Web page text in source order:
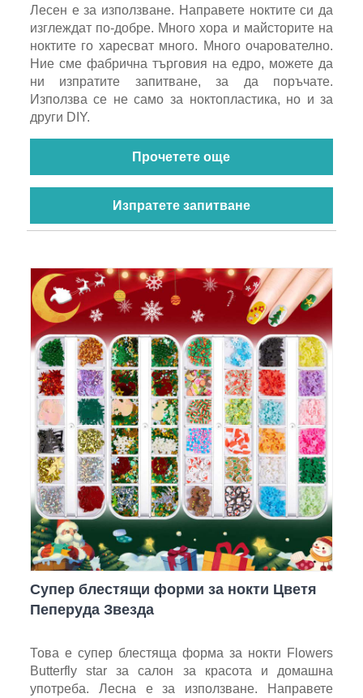
Лесен е за използване. Направете ноктите си да
изглеждат по-добре. Много хора и майсторите на
ноктите го харесват много. Много очарователно.
Ние сме фабрична търговия на едро, можете да
ни изпратите запитване, за да поръчате.
Използва се не само за ноктопластика, но и за
други DIY.
Прочетете още
Изпратете запитване
Супер блестящи форми за нокти Цветя
Пеперуда Звезда
Това е супер блестяща форма за нокти Flowers
Butterfly star за салон за красота и домашна
употреба. Лесна е за използване. Направете